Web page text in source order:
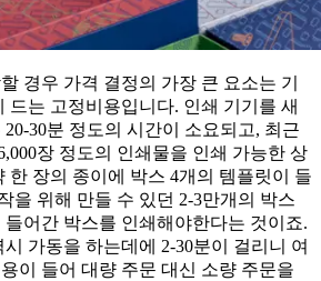
경우 가격 결정의 가장 큰 요소는 기
드는 고정비용입니다. 인쇄 기기를 새
30분 정도의 시간이 소요되고, 최근
장 정도의 인쇄물을 인쇄 가능한 상
한 장의 종이에 박스 4개의 템플릿이 들
을 위해 만들 수 있던 2-3만개의 박스
어간 박스를 인쇄해야한다는 것이죠.
가동을 하는데에 2-30분이 걸리니 여
이 들어 대량 주문 대신 소량 주문을